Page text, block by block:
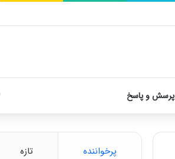
پرسش و پاسخ
پرخواننده تازه